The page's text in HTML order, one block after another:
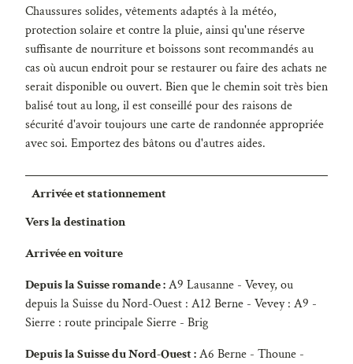
Chaussures solides, vêtements adaptés à la météo,
protection solaire et contre la pluie, ainsi qu'une réserve
suffisante de nourriture et boissons sont recommandés au
cas où aucun endroit pour se restaurer ou faire des achats ne
serait disponible ou ouvert. Bien que le chemin soit très bien
balisé tout au long, il est conseillé pour des raisons de
sécurité d'avoir toujours une carte de randonnée appropriée
avec soi. Emportez des bâtons ou d'autres aides.
Arrivée et stationnement
Vers la destination
Arrivée en voiture
Depuis la Suisse romande :A9 Lausanne - Vevey, ou
depuis la Suisse du Nord-Ouest : A12 Berne - Vevey : A9 -
Sierre : route principale Sierre - Brig
Depuis la Suisse du Nord-Ouest :A6 Berne - Thoune -